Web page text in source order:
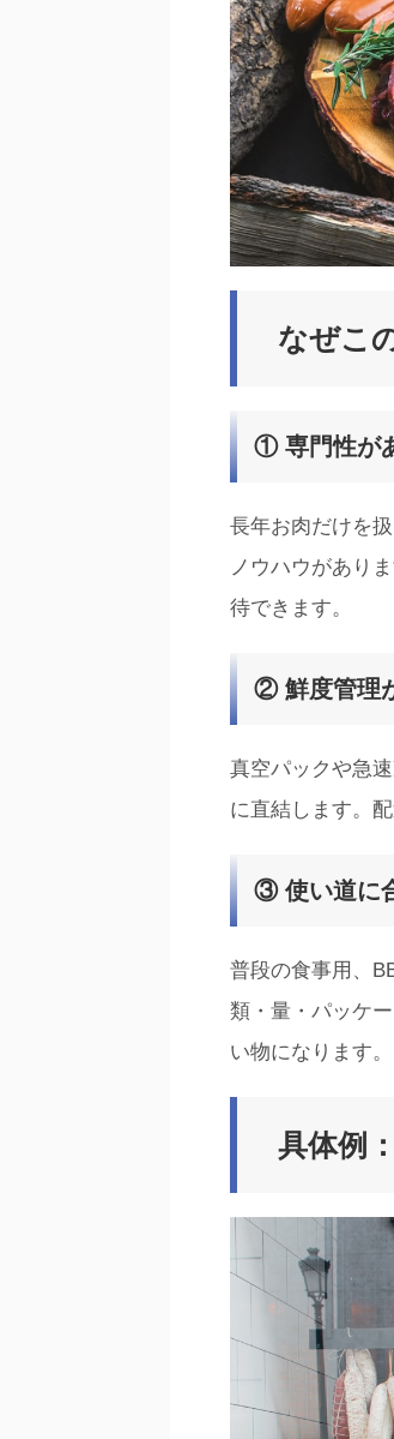
なぜこ
① 専門性が
長年お肉だけを
ノウハウがあり
待できます。
② 鮮度管理
真空パックや急
に直結します。
③ 使い道に
普段の食事用、
類・量・パッケ
い物になります。
具体例